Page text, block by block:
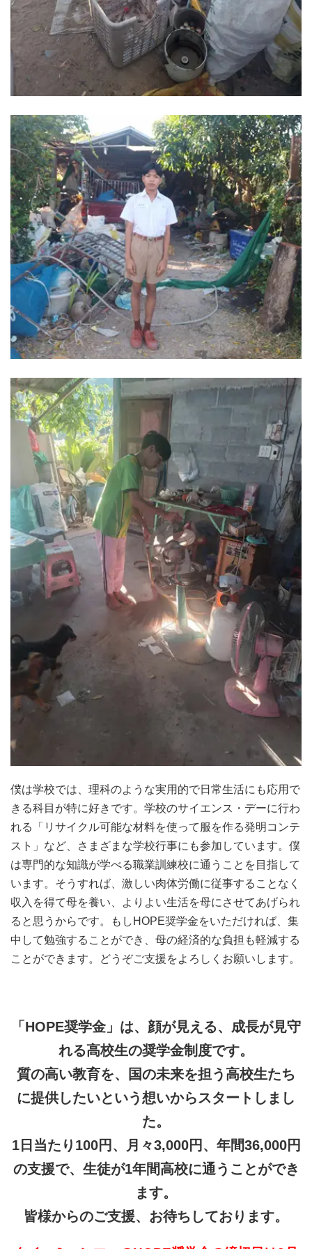
僕は学校では、理科のような実用的で日常生活にも応用で
きる科目が特に好きです。学校のサイエンス・デーに行わ
れる「リサイクル可能な材料を使って服を作る発明コンテ
スト」など、さまざまな学校行事にも参加しています。僕
は専門的な知識が学べる職業訓練校に通うことを目指して
います。そうすれば、激しい肉体労働に従事することなく
収入を得て母を養い、よりよい生活を母にさせてあげられ
ると思うからです。もしHOPE奨学金をいただければ、集
中して勉強することができ、母の経済的な負担も軽減する
ことができます。どうぞご支援をよろしくお願いします。
「HOPE奨学金」は、顔が見える、成長が見守
れる高校生の奨学金制度です。
質の高い教育を、国の未来を担う高校生たち
に提供したいという想いからスタートしまし
た。
1日当たり100円、月々3,000円、年間36,000円
の支援で、生徒が1年間高校に通うことができ
ます。
皆様からのご支援、お待ちしております。